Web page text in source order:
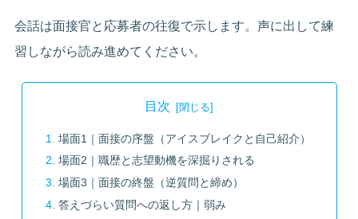
会話は面接官と応募者の往復で示します。声に出して練
習しながら読み進めてください。
目次
場面1｜面接の序盤（アイスブレイクと自己紹介）
場面2｜職歴と志望動機を深掘りされる
場面3｜面接の終盤（逆質問と締め）
答えづらい質問への返し方｜弱み